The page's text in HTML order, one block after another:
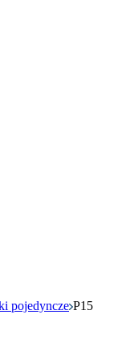
pojedyncze P15